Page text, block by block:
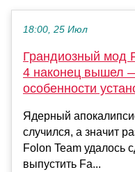
18:00, 25 Июл
Грандиозный мод
4 наконец вышел
особенности
Ядерный
случился, а значит
Folon Team удалось
выпустить Fa...